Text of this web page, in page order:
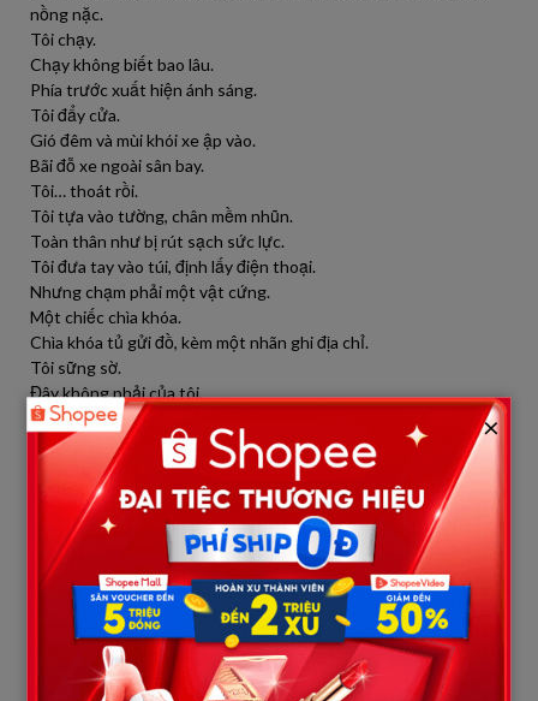
nồng nặc.
Tôi chạy.
Chạy không biết bao lâu.
Phía trước xuất hiện ánh sáng.
Tôi đẩy cửa.
Gió đêm và mùi khói xe ập vào.
Bãi đỗ xe ngoài sân bay.
Tôi… thoát rồi.
Tôi tựa vào tường, chân mềm nhũn.
Toàn thân như bị rút sạch sức lực.
Tôi đưa tay vào túi, định lấy điện thoại.
Nhưng chạm phải một vật cứng.
Một chiếc chìa khóa.
Chìa khóa tủ gửi đồ, kèm một nhãn ghi địa chỉ.
Tôi sững sờ.
Đây không phải của tôi.
Là mẹ.
Trong cái ôm ba phút đó… bà đã nhét nó vào túi tôi.
Ngoài tấm vé máy bay, bà còn cho tôi một con đường khác.
×